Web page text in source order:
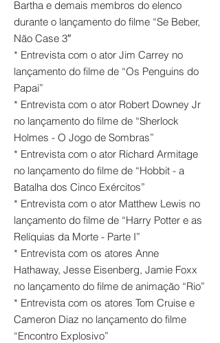
Bartha e demais membros do elenco
durante o lançamento do filme “Se Beber,
Não Case 3″
* Entrevista com o ator Jim Carrey no
lançamento do filme de “Os Penguins do
Papai”
* Entrevista com o ator Robert Downey Jr
no lançamento do filme de “Sherlock
Holmes - O Jogo de Sombras”
* Entrevista com o ator Richard Armitage
no lançamento do filme de “Hobbit - a
Batalha dos Cinco Exércitos”
* Entrevista com o ator Matthew Lewis no
lançamento do filme de “Harry Potter e as
Relíquias da Morte - Parte I”
* Entrevista com os atores Anne
Hathaway, Jesse Eisenberg, Jamie Foxx
no lançamento do filme de animação “Rio”
* Entrevista com os atores Tom Cruise e
Cameron Diaz no lançamento do filme
“Encontro Explosivo”